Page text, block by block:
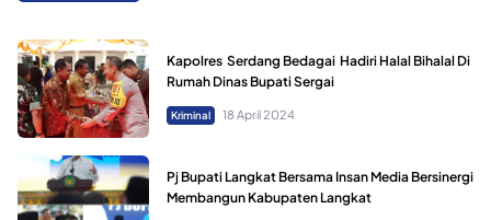
Kapolres Serdang Bedagai Hadiri Halal Bihalal Di
Rumah Dinas Bupati Sergai
Kriminal 18 April 2024
Pj Bupati Langkat Bersama Insan Media Bersinergi
Membangun Kabupaten Langkat